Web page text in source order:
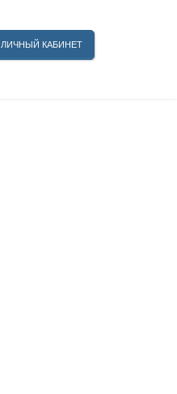
ЛИЧНЫЙ КАБИНЕТ